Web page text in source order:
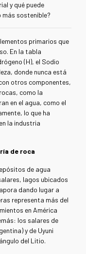
y qué puede
sostenible?
primarios que
En la tabla
(H), el Sodio
donde nunca está
otros componentes,
como la
en el agua, como el
lo que ha
la industria
de roca
de agua
lagos ubicados
dando lugar a
representa más del
en América
los salares de
y de Uyuni
del Litio.